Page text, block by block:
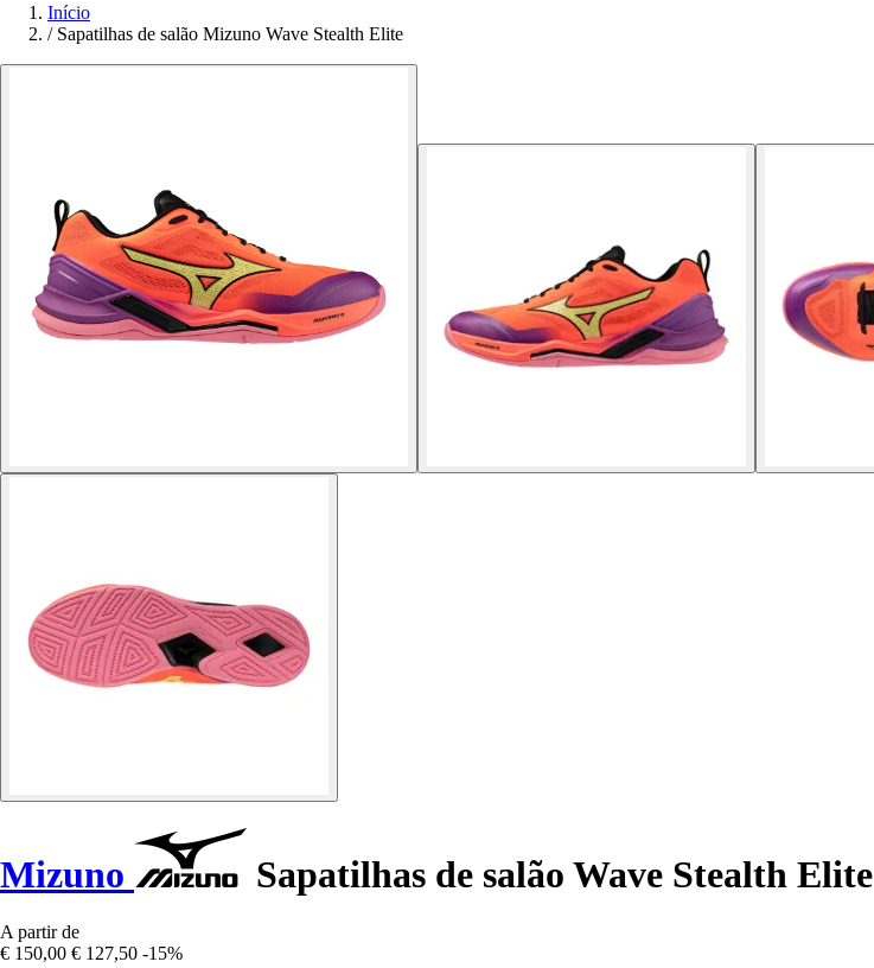
Início
/ Sapatilhas de salão Mizuno Wave Stealth Elite
Mizuno Sapatilhas de salão Wave Stealth Elite
A partir de
€ 150,00 € 127,50 -15%